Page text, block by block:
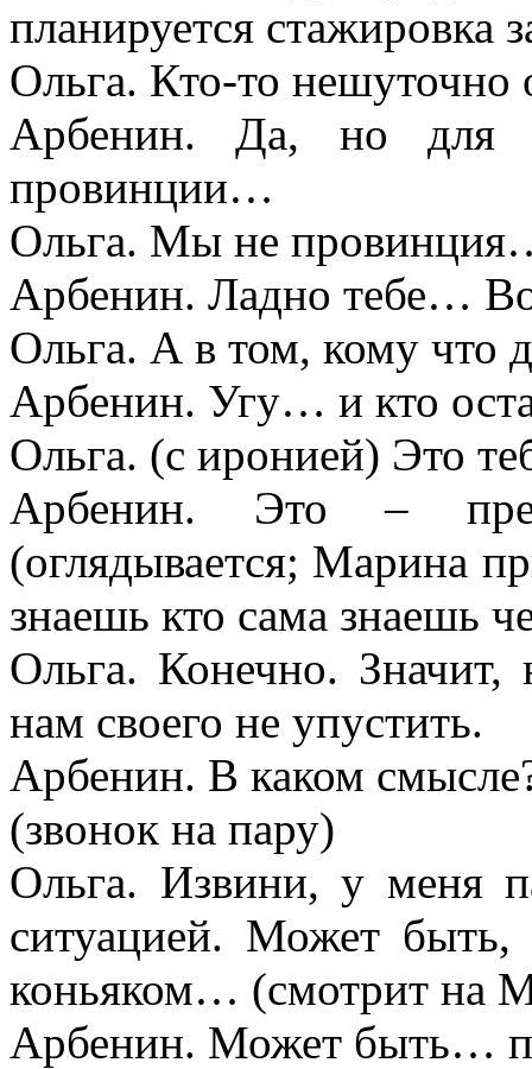
планируется стажировка
Ольга. Кто-то нешуточно
Арбенин. Да, но для
провинции…
Ольга. Мы не
Арбенин. Ладно тебе…
Ольга. А в том, кому что
Арбенин. Угу… и кто
Ольга. (с иронией) Это
Арбенин. Это–
(оглядывается; Марина
знаешь кто сама знаешь
Ольга. Конечно.
нам своего не упустить.
Арбенин. В каком
(звонок на пару)
Ольга. Извини, у меня
ситуацией. Может быть,
коньяком… (смотрит на
Арбенин. Может быть…